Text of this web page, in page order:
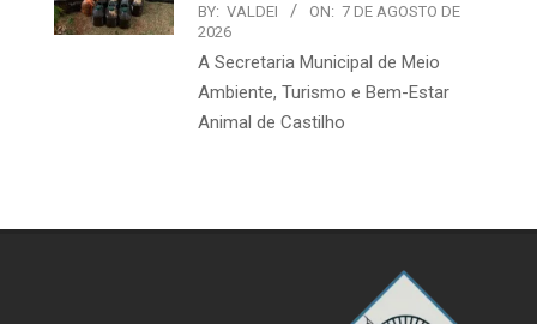
BY: VALDEI ON: 7 DE AGOSTO DE
2026
A Secretaria Municipal de Meio
Ambiente, Turismo e Bem-Estar
Animal de Castilho